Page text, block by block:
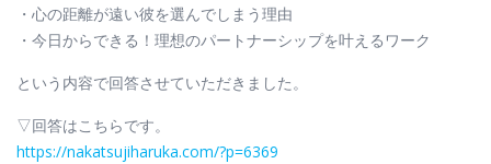
・心の距離が遠い彼を選んでしまう理由
・今日からできる！理想のパートナーシップを叶えるワーク
という内容で回答させていただきました。
▽回答はこちらです。
https://nakatsujiharuka.com/?p=6369